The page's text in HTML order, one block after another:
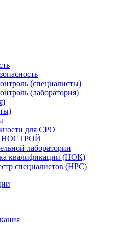
(специалисты)
(лаборатория)
для СРО
НОСТРОЙ
лаборатории
квалификации (НОК)
специалистов (НРС)